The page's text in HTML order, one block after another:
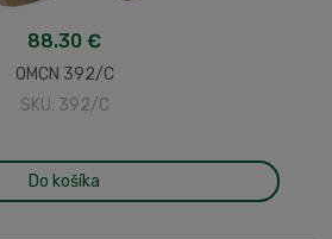
88.30 €
OMCN 392/C
SKU: 392/C
Do košíka